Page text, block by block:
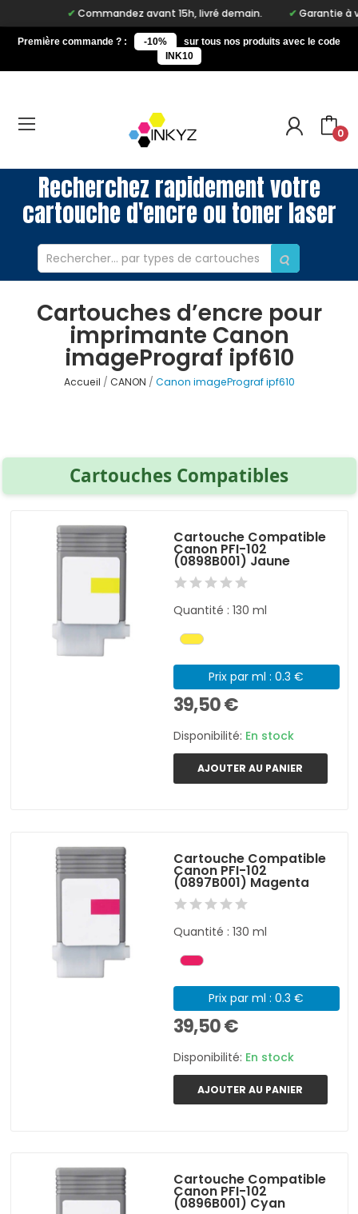
Commandez avant 15h, livré demain. Garantie à vie
Première commande ? : -10%
sur tous nos produits avec le code
INK10
0
Recherchez rapidement votre
cartouche d'encre ou toner laser
Cartouches d’encre pour
imprimante Canon
imagePrograf ipf610
Accueil CANON Canon imagePrograf ipf610
Cartouches Compatibles
Cartouche Compatible
Canon PFI-102
(0898B001) Jaune
Quantité : 130 ml
Prix par ml : 0.3 €
39,50 €
Disponibilité: En stock
AJOUTER AU PANIER
Cartouche Compatible
Canon PFI-102
(0897B001) Magenta
Quantité : 130 ml
Prix par ml : 0.3 €
39,50 €
Disponibilité: En stock
AJOUTER AU PANIER
Cartouche Compatible
Canon PFI-102
(0896B001) Cyan